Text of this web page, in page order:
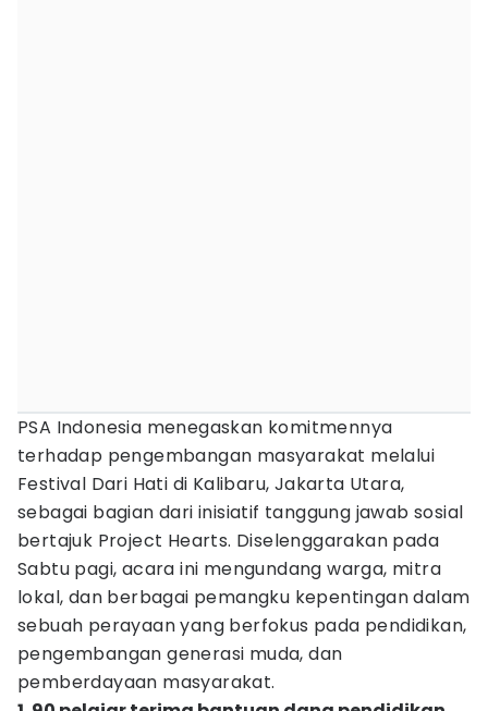
PSA Indonesia menegaskan komitmennya
terhadap pengembangan masyarakat melalui
Festival Dari Hati di Kalibaru, Jakarta Utara,
sebagai bagian dari inisiatif tanggung jawab sosial
bertajuk Project Hearts. Diselenggarakan pada
Sabtu pagi, acara ini mengundang warga, mitra
lokal, dan berbagai pemangku kepentingan dalam
sebuah perayaan yang berfokus pada pendidikan,
pengembangan generasi muda, dan
pemberdayaan masyarakat.